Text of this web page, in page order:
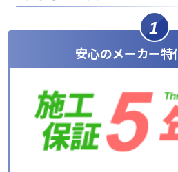
1
安心のメーカー特